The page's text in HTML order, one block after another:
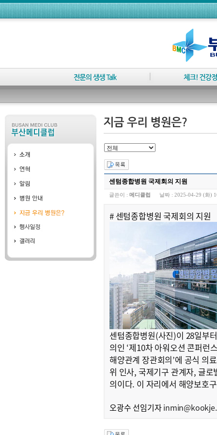
센텀종합병원 국제회의 지원
글쓴이 : 메디클럽 날짜 : 2025-04-29 (화)
# 센텀종합병원 국제회의 지원
센텀종합병원(사진)이 28일부
의인 ‘제10차 아워오션 콘퍼
해양관계 장관회의’에 공식 의
위 인사, 국제기구 관계자, 글
의이다. 이 자리에서 해양보호
오광수 선임기자